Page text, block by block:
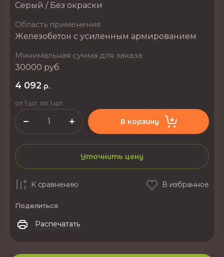
Серый / Без окраски
Область применения
Железобетон с усиленным армированием
Минимальная сумма для заказа
30000 руб.
4 092 р.
от 1 шт. по 1 шт.
В корзину
Уточнить цену
К сравнению В избранное
Поделиться
Распечатать